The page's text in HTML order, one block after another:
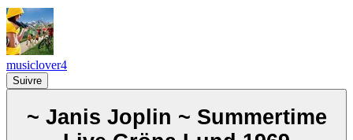
musiclover4
Suivre
~ Janis Joplin ~ Summertime